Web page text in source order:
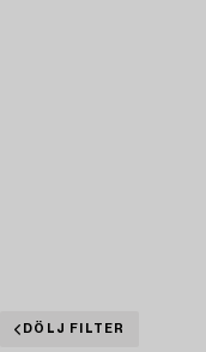
DÖLJ FILTER